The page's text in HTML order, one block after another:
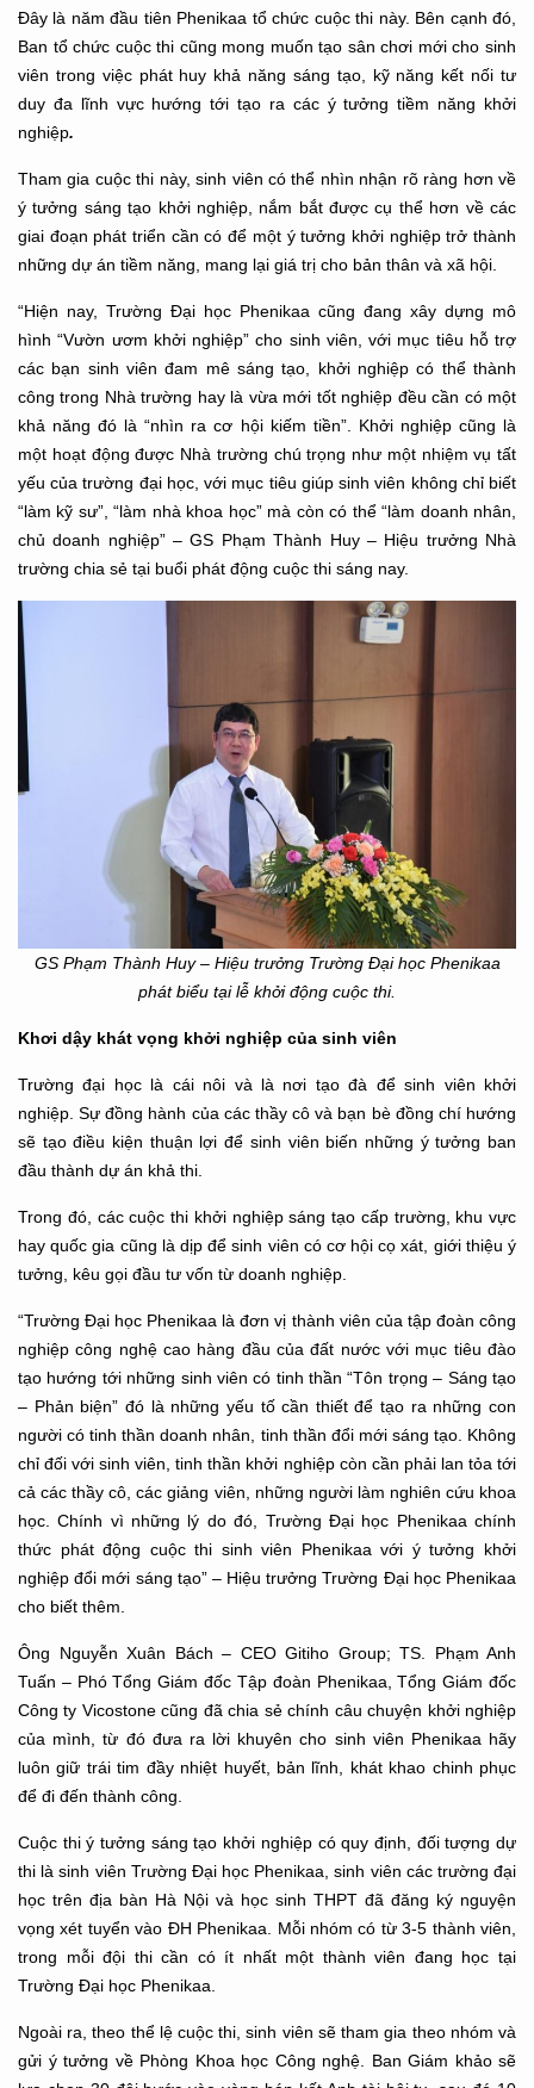
Đây là năm đầu tiên Phenikaa tổ chức cuộc thi này. Bên cạnh đó,
Ban tổ chức cuộc thi cũng mong muốn tạo sân chơi mới cho sinh
viên trong việc phát huy khả năng sáng tạo, kỹ năng kết nối tư
duy đa lĩnh vực hướng tới tạo ra các ý tưởng tiềm năng khởi
nghiệp.
Tham gia cuộc thi này, sinh viên có thể nhìn nhận rõ ràng hơn về
ý tưởng sáng tạo khởi nghiệp, nắm bắt được cụ thể hơn về các
giai đoạn phát triển cần có để một ý tưởng khởi nghiệp trở thành
những dự án tiềm năng, mang lại giá trị cho bản thân và xã hội.
“Hiện nay, Trường Đại học Phenikaa cũng đang xây dựng mô
hình “Vườn ươm khởi nghiệp” cho sinh viên, với mục tiêu hỗ trợ
các bạn sinh viên đam mê sáng tạo, khởi nghiệp có thể thành
công trong Nhà trường hay là vừa mới tốt nghiệp đều cần có một
khả năng đó là “nhìn ra cơ hội kiếm tiền”. Khởi nghiệp cũng là
một hoạt động được Nhà trường chú trọng như một nhiệm vụ tất
yếu của trường đại học, với mục tiêu giúp sinh viên không chỉ biết
“làm kỹ sư”, “làm nhà khoa học” mà còn có thể “làm doanh nhân,
chủ doanh nghiệp” – GS Phạm Thành Huy – Hiệu trưởng Nhà
trường chia sẻ tại buổi phát động cuộc thi sáng nay.
GS Phạm Thành Huy – Hiệu trưởng Trường Đại học Phenikaa
phát biểu tại lễ khởi động cuộc thi.
Khơi dậy khát vọng khởi nghiệp của sinh viên
Trường đại học là cái nôi và là nơi tạo đà để sinh viên khởi
nghiệp. Sự đồng hành của các thầy cô và bạn bè đồng chí hướng
sẽ tạo điều kiện thuận lợi để sinh viên biến những ý tưởng ban
đầu thành dự án khả thi.
Trong đó, các cuộc thi khởi nghiệp sáng tạo cấp trường, khu vực
hay quốc gia cũng là dịp để sinh viên có cơ hội cọ xát, giới thiệu ý
tưởng, kêu gọi đầu tư vốn từ doanh nghiệp.
“Trường Đại học Phenikaa là đơn vị thành viên của tập đoàn công
nghiệp công nghệ cao hàng đầu của đất nước với mục tiêu đào
tạo hướng tới những sinh viên có tinh thần “Tôn trọng – Sáng tạo
– Phản biện” đó là những yếu tố cần thiết để tạo ra những con
người có tinh thần doanh nhân, tinh thần đổi mới sáng tạo. Không
chỉ đối với sinh viên, tinh thần khởi nghiệp còn cần phải lan tỏa tới
cả các thầy cô, các giảng viên, những người làm nghiên cứu khoa
học. Chính vì những lý do đó, Trường Đại học Phenikaa chính
thức phát động cuộc thi sinh viên Phenikaa với ý tưởng khởi
nghiệp đổi mới sáng tạo” – Hiệu trưởng Trường Đại học Phenikaa
cho biết thêm.
Ông Nguyễn Xuân Bách – CEO Gitiho Group; TS. Phạm Anh
Tuấn – Phó Tổng Giám đốc Tập đoàn Phenikaa, Tổng Giám đốc
Công ty Vicostone cũng đã chia sẻ chính câu chuyện khởi nghiệp
của mình, từ đó đưa ra lời khuyên cho sinh viên Phenikaa hãy
luôn giữ trái tim đầy nhiệt huyết, bản lĩnh, khát khao chinh phục
để đi đến thành công.
Cuộc thi ý tưởng sáng tạo khởi nghiệp có quy định, đối tượng dự
thi là sinh viên Trường Đại học Phenikaa, sinh viên các trường đại
học trên địa bàn Hà Nội và học sinh THPT đã đăng ký nguyện
vọng xét tuyển vào ĐH Phenikaa. Mỗi nhóm có từ 3-5 thành viên,
trong mỗi đội thi cần có ít nhất một thành viên đang học tại
Trường Đại học Phenikaa.
Ngoài ra, theo thể lệ cuộc thi, sinh viên sẽ tham gia theo nhóm và
gửi ý tưởng về Phòng Khoa học Công nghệ. Ban Giám khảo sẽ